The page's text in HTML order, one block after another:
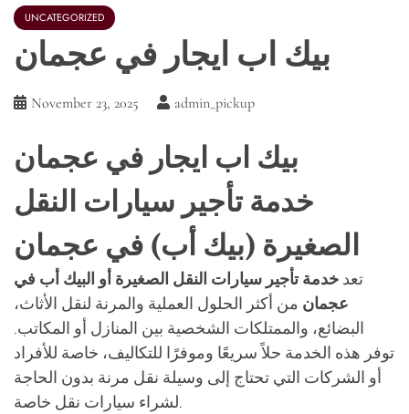
UNCATEGORIZED
بيك اب ايجار في عجمان
November 23, 2025 admin_pickup
بيك اب ايجار في عجمان
خدمة تأجير سيارات النقل
الصغيرة (بيك أب) في عجمان
تعد خدمة تأجير سيارات النقل الصغيرة أو البيك أب في
عجمان من أكثر الحلول العملية والمرنة لنقل الأثاث،
البضائع، والممتلكات الشخصية بين المنازل أو المكاتب.
توفر هذه الخدمة حلاً سريعًا وموفرًا للتكاليف، خاصة للأفراد
أو الشركات التي تحتاج إلى وسيلة نقل مرنة بدون الحاجة
لشراء سيارات نقل خاصة.